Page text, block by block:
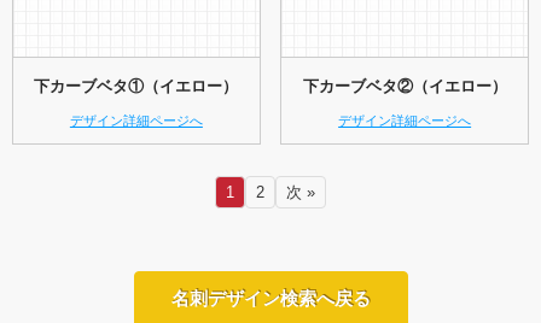
下カーブベタ①（イエロー）
デザイン詳細ページへ
下カーブベタ②（イエロー）
デザイン詳細ページへ
1 2 次 »
名刺デザイン検索へ戻る